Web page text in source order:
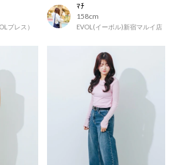
プレス）
ﾏﾁ
158cm
EVOL(イーボル)新宿マルイ店